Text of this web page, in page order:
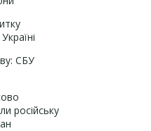
СБУ
російську